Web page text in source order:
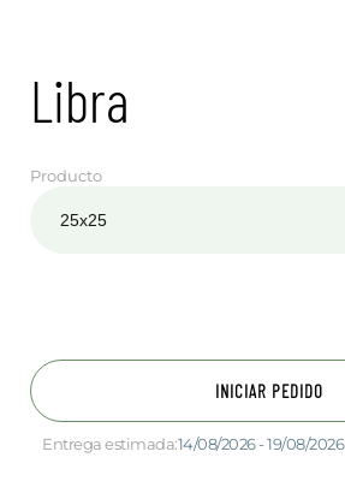
Libra
Producto
INICIAR PEDIDO
Entrega estimada:14/08/2026 - 19/08/2026